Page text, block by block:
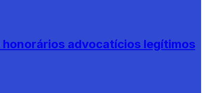
honorários advocatícios legítimos